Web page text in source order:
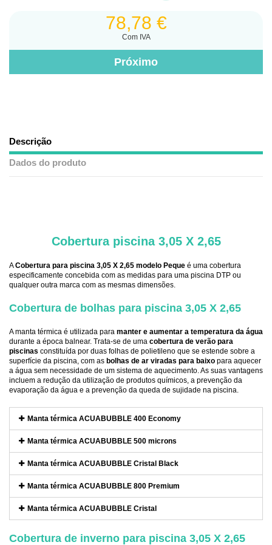
78,78 €
Com IVA
Descrição
Dados do produto
Cobertura piscina 3,05 X 2,65
ACobertura para piscina 3,05 X 2,65 modelo Peque é uma cobertura
especificamente concebida com as medidas para uma piscina DTP ou
qualquer outra marca com as mesmas dimensões.
Cobertura de bolhas para piscina 3,05 X 2,65
A manta térmica é utilizada para manter e aumentar a temperatura da água
durante a época balnear. Trata-se de uma cobertura de verão para
piscinas constituída por duas folhas de polietileno que se estende sobre a
superfície da piscina, com as bolhas de ar viradas para baixo para aquecer
a água sem necessidade de um sistema de aquecimento. As suas vantagens
incluem a redução da utilização de produtos químicos, a prevenção da
evaporação da água e a prevenção da queda de sujidade na piscina.
Manta térmica ACUABUBBLE 400 Economy
Manta térmica ACUABUBBLE 500 microns
Manta térmica ACUABUBBLE Cristal Black
Manta térmica ACUABUBBLE 800 Premium
Manta térmica ACUABUBBLE Cristal
Cobertura de inverno para piscina 3,05 X 2,65